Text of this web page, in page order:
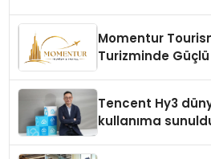
Momentur
Turizminde
Tencent Hy3
kullanıma